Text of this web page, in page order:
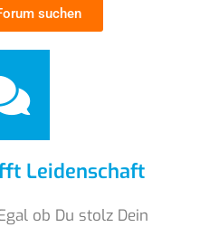
suchen
Leidenschaft
ob Du stolz Dein